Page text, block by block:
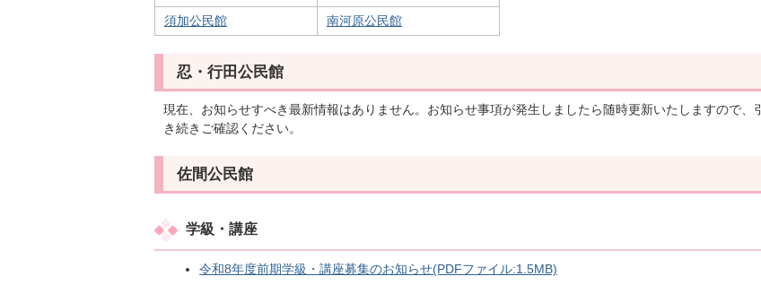
須加公民館
南河原公民館
忍・行田公民館
現在、お知らせすべき最新情報はありません。お知らせ事項が発生しましたら随時更新いたしますので、引
き続きご確認ください。
佐間公民館
学級・講座
令和8年度前期学級・講座募集のお知らせ(PDFファイル:1.5MB)